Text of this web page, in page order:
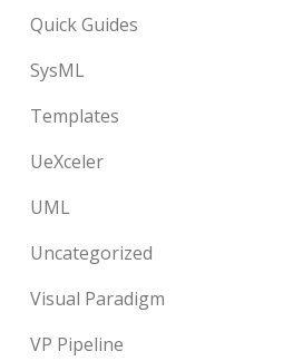
Quick Guides
SysML
Templates
UeXceler
UML
Uncategorized
Visual Paradigm
VP Pipeline